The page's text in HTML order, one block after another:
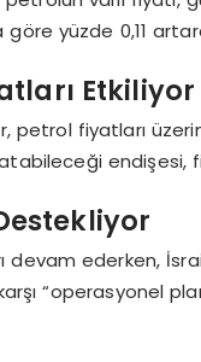
yüzde 0,11
Etkiliyor
petrol fiyatları
endişesi,
devam ederken,
“operasyonel